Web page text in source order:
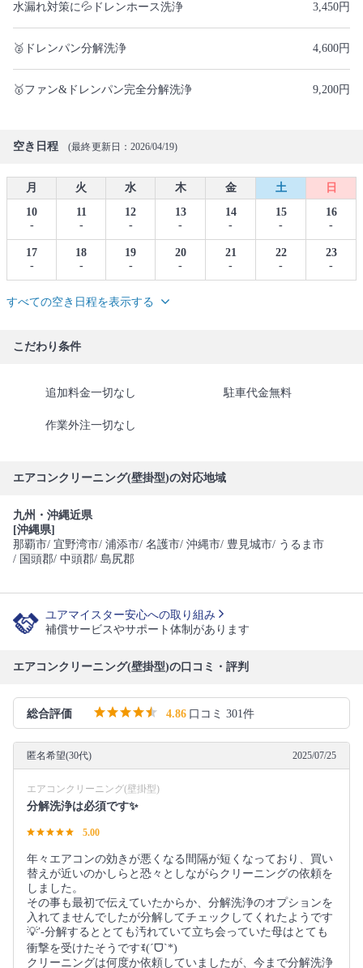
水漏れ対策に💦ドレンホース洗浄 3,450円
🥈ドレンパン分解洗浄 4,600円
🥇ファン&ドレンパン完全分解洗浄 9,200円
空き日程 (最終更新日：2026/04/19)
月 火 水 木 金 土
日
10
-
11
-
12
-
13
-
14
-
15
-
16
-
17
-
18
-
19
-
20
-
21
-
22
-
23
-
すべての空き日程を表示する
こだわり条件
追加料金一切なし 駐車代金無料
作業外注一切なし
エアコンクリーニング(壁掛型)の対応地域
九州・沖縄近県
[沖縄県]
那覇市/ 宜野湾市/ 浦添市/ 名護市/ 沖縄市/ 豊見城市/ うるま市
/ 国頭郡/ 中頭郡/ 島尻郡
ユアマイスター安心への取り組み
補償サービスやサポート体制があります
エアコンクリーニング(壁掛型)の口コミ・評判
総合評価 4.86 口コミ 301件
匿名希望(30代) 2025/07/25
エアコンクリーニング(壁掛型)
分解洗浄は必須です✨
5.00
年々エアコンの効きが悪くなる間隔が短くなっており、買い
替えが近いのかしらと恐々としながらクリーニングの依頼を
しました。
その事も最初で伝えていたからか、分解洗浄のオプションを
入れてませんでしたが分解してチェックしてくれたようです
💡′-分解するととても汚れていて立ち会っていた母はとても
衝撃を受けたそうですꉂ(ˊᗜˋ*)
クリーニングは何度か依頼していましたが、今まで分解洗浄